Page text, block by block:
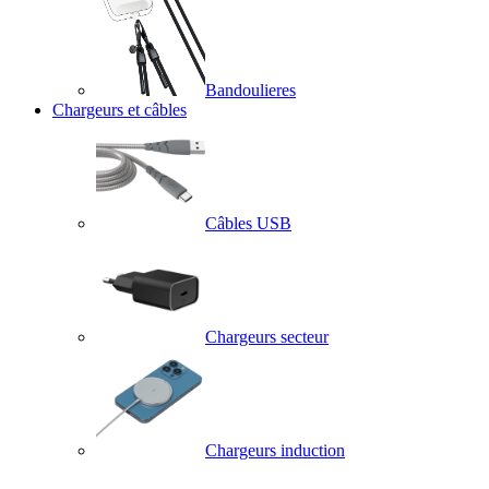
Bandoulieres
Chargeurs et câbles
Câbles USB
Chargeurs secteur
Chargeurs induction